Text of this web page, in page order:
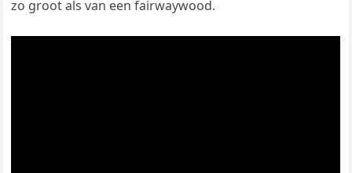
zo groot als van een fairwaywood.